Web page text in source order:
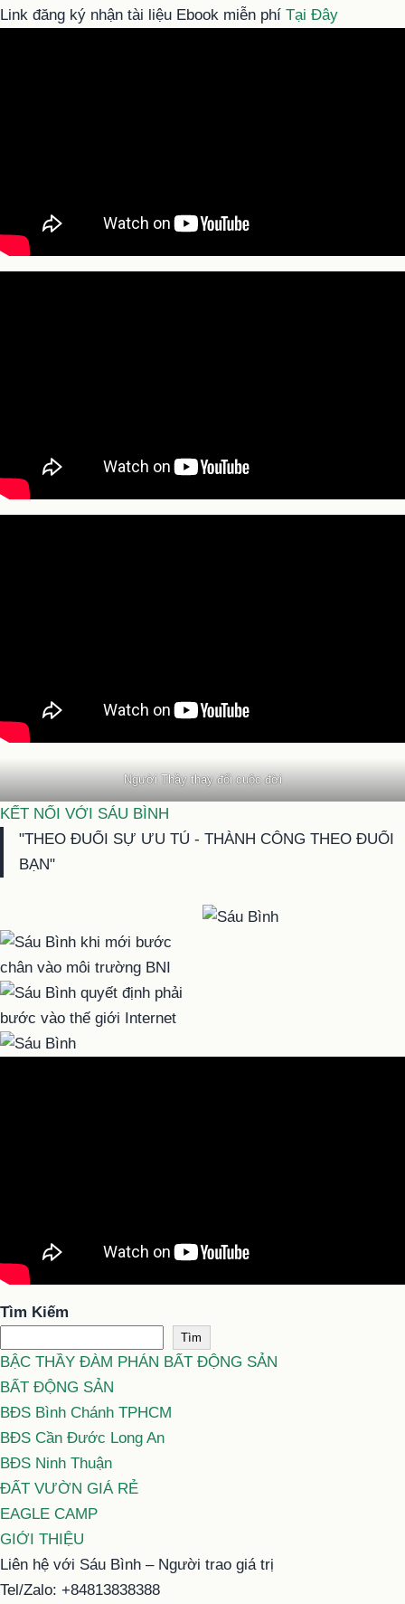
Link đăng ký nhận tài liệu Ebook miễn phí Tại Đây
Người Thầy thay đổi cuộc đời
KẾT NỐI VỚI SÁU BÌNH
"THEO ĐUỔI SỰ ƯU TÚ - THÀNH CÔNG THEO ĐUỔI
BẠN"
Tìm Kiếm
Tìm
BẬC THẦY ĐÀM PHÁN BẤT ĐỘNG SẢN
BẤT ĐỘNG SẢN
BĐS Bình Chánh TPHCM
BĐS Cần Đước Long An
BĐS Ninh Thuận
ĐẤT VƯỜN GIÁ RẺ
EAGLE CAMP
GIỚI THIỆU
Liên hệ với Sáu Bình – Người trao giá trị
Tel/Zalo: +84813838388